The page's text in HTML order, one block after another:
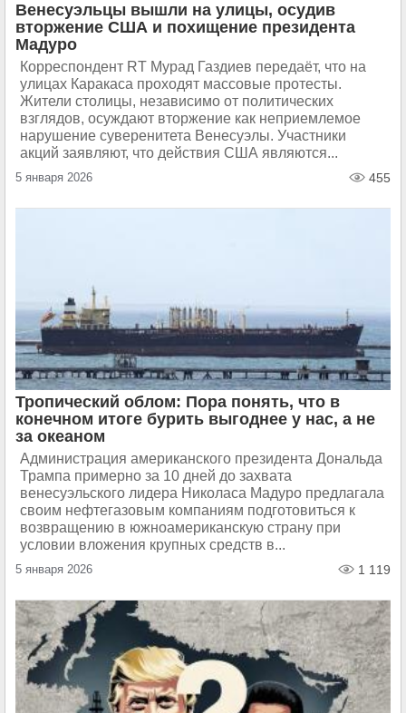
Венесуэльцы вышли на улицы, осудив
вторжение США и похищение президента
Мадуро
Корреспондент RT Мурад Газдиев передаёт, что на
улицах Каракаса проходят массовые протесты.
Жители столицы, независимо от политических
взглядов, осуждают вторжение как неприемлемое
нарушение суверенитета Венесуэлы. Участники
акций заявляют, что действия США являются...
5 января 2026 455
Тропический облом: Пора понять, что в
конечном итоге бурить выгоднее у нас, а не
за океаном
Администрация американского президента Дональда
Трампа примерно за 10 дней до захвата
венесуэльского лидера Николаса Мадуро предлагала
своим нефтегазовым компаниям подготовиться к
возвращению в южноамериканскую страну при
условии вложения крупных средств в...
5 января 2026 1 119